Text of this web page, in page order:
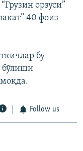
орзуси”
40 фоиз
бу
бўлиши
Follow us